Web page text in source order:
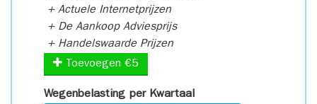
+ Actuele Internetprijzen
+ De Aankoop Adviesprijs
+ Handelswaarde Prijzen
Toevoegen €5
Wegenbelasting per Kwartaal